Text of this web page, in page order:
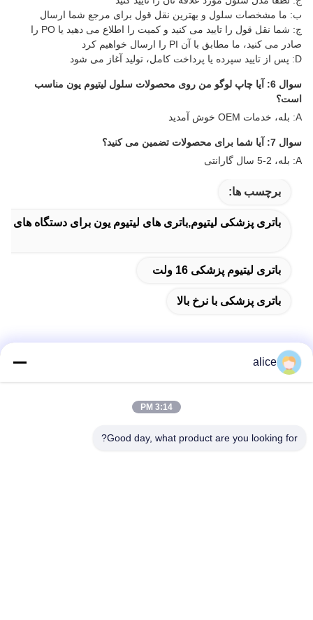
ب: ما مشخصات سلول و بهترین نقل قول برای مرجع شما ارسال
ج: شما نقل قول را تایید می کنید و کمیت را اطلاع می دهید یا PO را
صادر می کنید، ما مطابق با آن PI را ارسال خواهیم کرد
D: پس از تایید سپرده یا پرداخت کامل، تولید آغاز می شود
سوال 6: آیا چاپ لوگو من روی محصولات سلول لیتیوم یون مناسب
است؟
A: بله، خدمات OEM خوش آمدید
سوال 7: آیا شما برای محصولات تضمین می کنید؟
A: بله، 2-5 سال گارانتی
برچسب ها:
باتری پزشکی لیتیوم,باتری های لیتیوم یون برای دستگاه
باتری لیتیوم پزشکی 16 ولت
باتری پزشکی با نرخ بالا
جاده پنجم فویوان، پارک صنعتی باتری لیتیوم، منطقه تکنولوژی بالا،
alice
3:14 PM
Good day, what product are you looking for?